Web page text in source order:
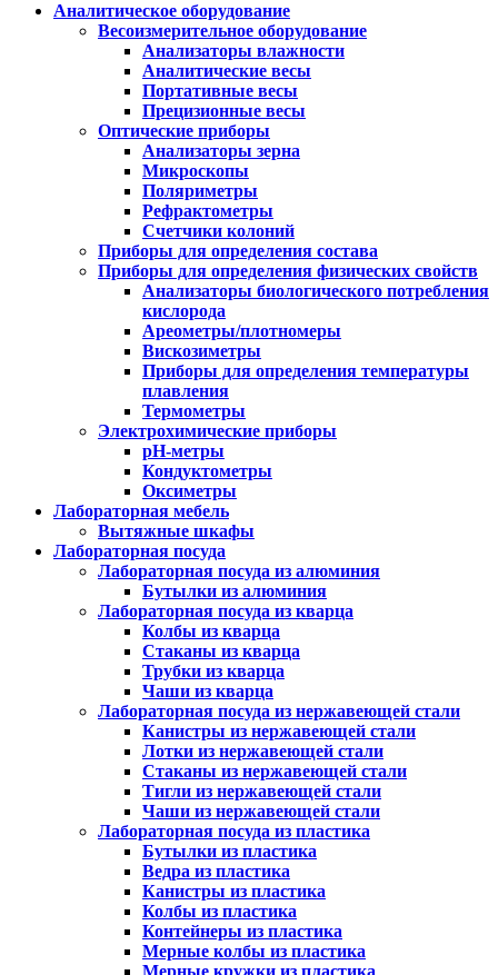
Аналитическое оборудование
Весоизмерительное оборудование
Анализаторы влажности
Аналитические весы
Портативные весы
Прецизионные весы
Оптические приборы
Анализаторы зерна
Микроскопы
Поляриметры
Рефрактометры
Счетчики колоний
Приборы для определения состава
Приборы для определения физических свойств
Анализаторы биологического потребления
кислорода
Ареометры/плотномеры
Вискозиметры
Приборы для определения температуры
плавления
Термометры
Электрохимические приборы
pH-метры
Кондуктометры
Оксиметры
Лабораторная мебель
Вытяжные шкафы
Лабораторная посуда
Лабораторная посуда из алюминия
Бутылки из алюминия
Лабораторная посуда из кварца
Колбы из кварца
Стаканы из кварца
Трубки из кварца
Чаши из кварца
Лабораторная посуда из нержавеющей стали
Канистры из нержавеющей стали
Лотки из нержавеющей стали
Стаканы из нержавеющей стали
Тигли из нержавеющей стали
Чаши из нержавеющей стали
Лабораторная посуда из пластика
Бутылки из пластика
Ведра из пластика
Канистры из пластика
Колбы из пластика
Контейнеры из пластика
Мерные колбы из пластика
Мерные кружки из пластика